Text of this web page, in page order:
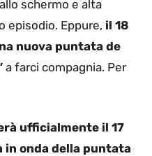
schermo e alta
episodio. Eppure, il 18
nuova puntata de
a farci compagnia. Per
ufficialmente il 17
in onda della puntata